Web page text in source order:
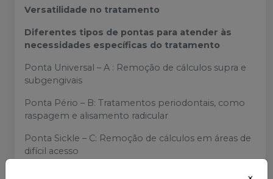
Versatilidade no tratamento
Diferentes tipos de pontas para atender às
necessidades específicas do tratamento
Ponta Universal – A : Remoção de cálculos supra e
subgengivais
Ponta Pério – B: Tratamentos periodontais, como
raspagem e alisamento radicular
Ponta Sickle – C: Remoção de cálculos em áreas de
difícil acesso